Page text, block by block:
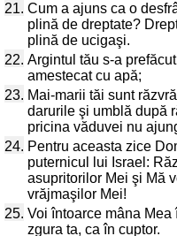
21. Cum a ajuns ca o
plină de dreptate?
plină de ucigaşi.
22. Argintul tău s-a
amestecat cu apă;
23. Mai-marii tăi sunt
darurile şi umblă după
pricina văduvei nu
24. Pentru aceasta zice
puternicul lui Israel:
asupritorilor Mei şi Mă
vrăjmaşilor Mei!
25. Voi întoarce mâna Mea
zgura ta, ca în cuptor.